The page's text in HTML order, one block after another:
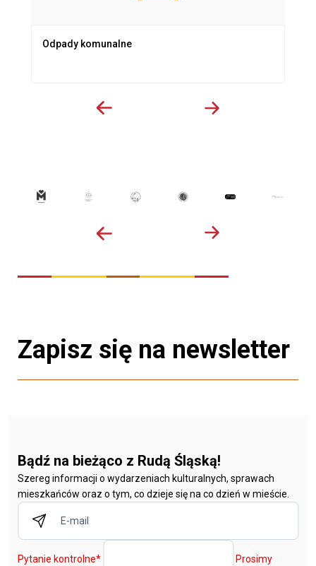
Odpady komunalne
Zapisz się na newsletter
Bądź na bieżąco z Rudą Śląską!
Szereg informacji o wydarzeniach kulturalnych, sprawach
mieszkańców oraz o tym, co dzieje się na co dzień w mieście.
Pytanie kontrolne* Prosimy